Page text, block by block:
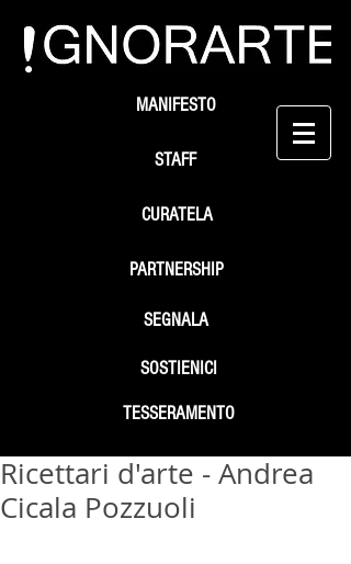
STAFF
SEGNALA
SOSTIENICI
MANIFESTO
PARTNERSHIP
TESSERAMENTO
CURATELA
Ricettari d'arte - Andrea
Cicala Pozzuoli